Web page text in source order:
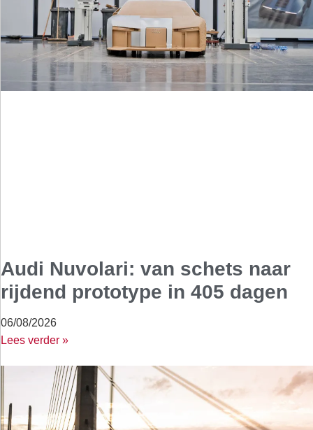
Audi Nuvolari: van schets naar
rijdend prototype in 405 dagen
06/08/2026
Lees verder »